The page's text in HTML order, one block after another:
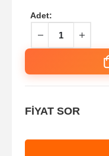
Adet:
FİYAT SOR